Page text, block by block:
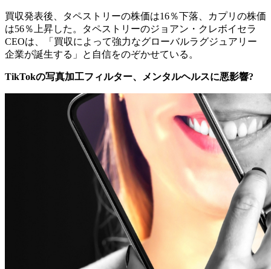
買収発表後、タペストリーの株価は16％下落、カプリの株価
は56％上昇した。タペストリーのジョアン・クレボイセラ
CEOは、「買収によって強力なグローバルラグジュアリー
企業が誕生する」と自信をのぞかせている。
TikTokの写真加工フィルター、メンタルヘルスに悪影響?